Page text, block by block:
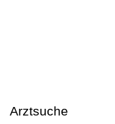
Arztsuche